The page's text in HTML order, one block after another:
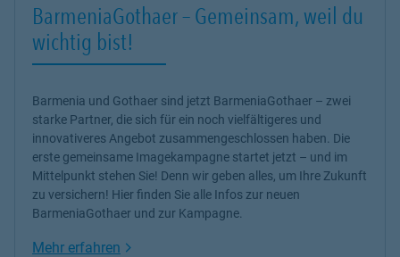
BarmeniaGothaer – Gemeinsam, weil du
wichtig bist!
Barmenia und Gothaer sind jetzt BarmeniaGothaer – zwei
starke Partner, die sich für ein noch vielfältigeres und
innovativeres Angebot zusammengeschlossen haben. Die
erste gemeinsame Imagekampagne startet jetzt – und im
Mittelpunkt stehen Sie! Denn wir geben alles, um Ihre Zukunft
zu versichern! Hier finden Sie alle Infos zur neuen
BarmeniaGothaer und zur Kampagne.
Mehr erfahren Link Opens in New Tab